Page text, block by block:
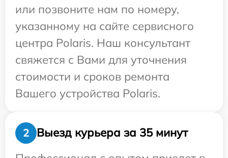
или позвоните нам по номеру,
указанному на сайте сервисного
центра Polaris. Наш консультант
свяжется с Вами для уточнения
стоимости и сроков ремонта
Вашего устройства Polaris.
2
Выезд курьера за 35 минут